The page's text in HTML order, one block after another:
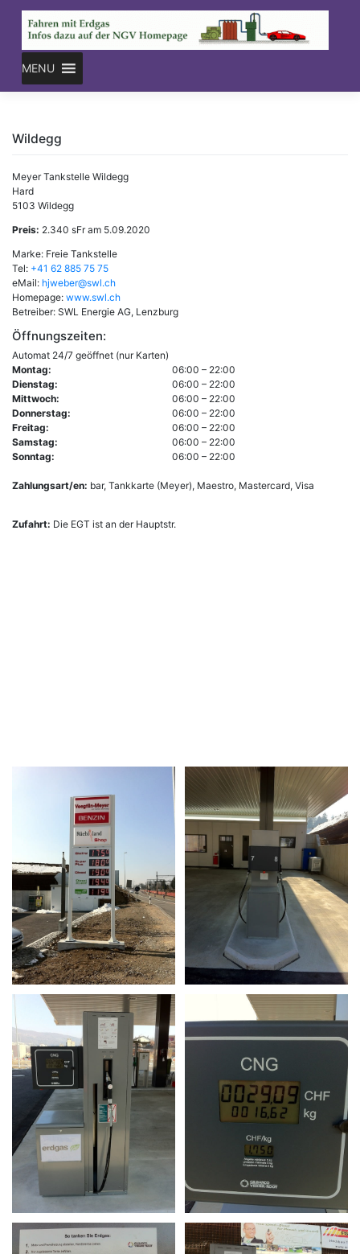
content
MENU
Wildegg
Meyer Tankstelle Wildegg
Hard
5103 Wildegg
Preis: 2.340 sFr am 5.09.2020
Marke: Freie Tankstelle
Tel: +41 62 885 75 75
eMail: hjweber@swl.ch
Homepage: www.swl.ch
Betreiber: SWL Energie AG, Lenzburg
Öffnungszeiten:
Automat 24/7 geöffnet (nur Karten)
Montag:
06:00 – 22:00
Dienstag:
06:00 – 22:00
Mittwoch:
06:00 – 22:00
Donnerstag:
06:00 – 22:00
Freitag:
06:00 – 22:00
Samstag:
06:00 – 22:00
Sonntag:
06:00 – 22:00
Zahlungsart/en: bar, Tankkarte (Meyer), Maestro, Mastercard, Visa
Zufahrt: Die EGT ist an der Hauptstr.